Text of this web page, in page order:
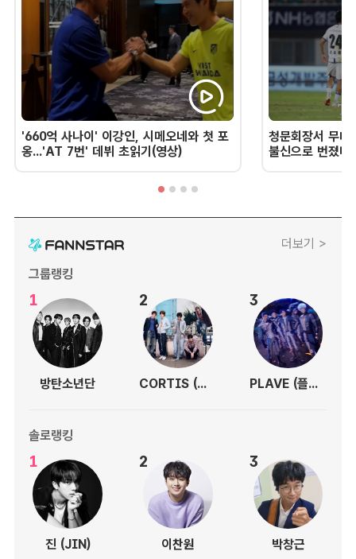
'660억 사나이' 이강인, 시메오네와 첫 포
옹...'AT 7번' 데뷔 초읽기(영상)
청문회장서 무너
불신으로 번졌
더보기 >
그룹랭킹
1
방탄소년단
2
CORTIS (코르티스)
3
PLAVE (플레이브)
솔로랭킹
1
진 (JIN)
2
이찬원
3
박창근